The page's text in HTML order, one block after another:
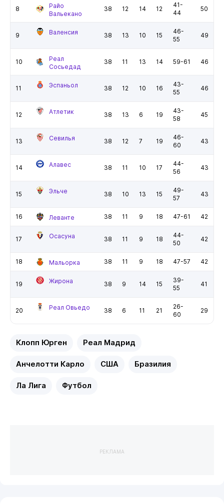
8
Райо
Вальекано
38 12 14 12
41-
44
50
9 Валенсия 38 13 10 15
46-
55
49
10
Реал
Сосьедад
38 11 13 14 59-61 46
11 Эспаньол 38 12 10 16
43-
55
46
12 Атлетик 38 13 6 19
43-
58
45
13 Севилья 38 12 7 19
46-
60
43
14 Алавес 38 11 10 17
44-
56
43
15 Эльче 38 10 13 15
49-
57
43
16 Леванте 38 11 9 18 47-61 42
17 Осасуна 38 11 9 18
44-
50
42
18 Мальорка 38 11 9 18 47-57 42
19 Жирона 38 9 14 15
39-
55
41
20 Реал Овьедо 38 6 11 21
26-
60
29
Клопп Юрген Реал Мадрид
Анчелотти Карло США Бразилия
Ла Лига Футбол
РЕКЛАМА